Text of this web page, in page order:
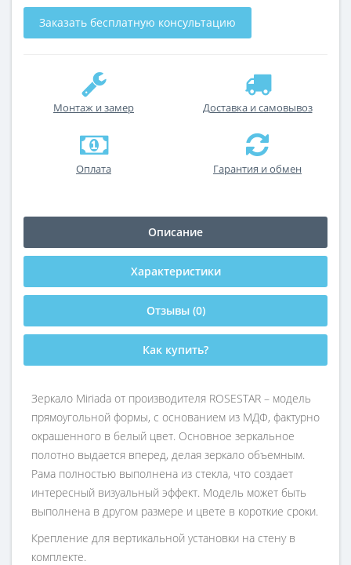
Заказать бесплатную консультацию
Монтаж и замер Доставка и самовывоз
Оплата Гарантия и обмен
Описание
Характеристики
Отзывы (0)
Как купить?
Зеркало Miriada от производителя ROSESTAR – модель
прямоугольной формы, с основанием из МДФ, фактурно
окрашенного в белый цвет. Основное зеркальное
полотно выдается вперед, делая зеркало объемным.
Рама полностью выполнена из стекла, что создает
интересный визуальный эффект. Модель может быть
выполнена в другом размере и цвете в короткие сроки.
Крепление для вертикальной установки на стену в
комплекте.